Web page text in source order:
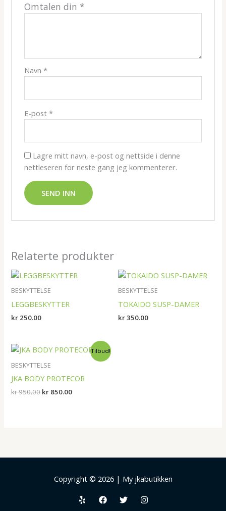
Omtalen din *
Navn *
E-post *
Lagre mitt navn, e-post og nettside i denne
nettleseren for neste gang jeg kommenterer.
Relaterte produkter
BESKYTTELSE
LEGGBESKYTTER
kr 250.00
BESKYTTELSE
TOKAIDO SUSP-DAMER
kr350.00
Tilbud!
BESKYTTELSE
JKA BODY PROTECOR
kr950.00
Opprinnelig
var:
kr 850.00
Nåværende
Copyright © 2026 | My jkabutikken